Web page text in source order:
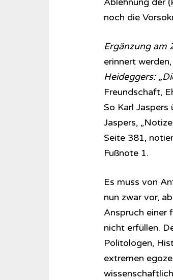
noch die
Ergänzung am
erinnert
Heideggers:
Freundschaft,
So Karl
Jaspers,
Seite 381,
Fußnote 1.
Es muss von
nun zwar vor,
Anspruch einer
nicht erfüllen.
Politologen,
extremen